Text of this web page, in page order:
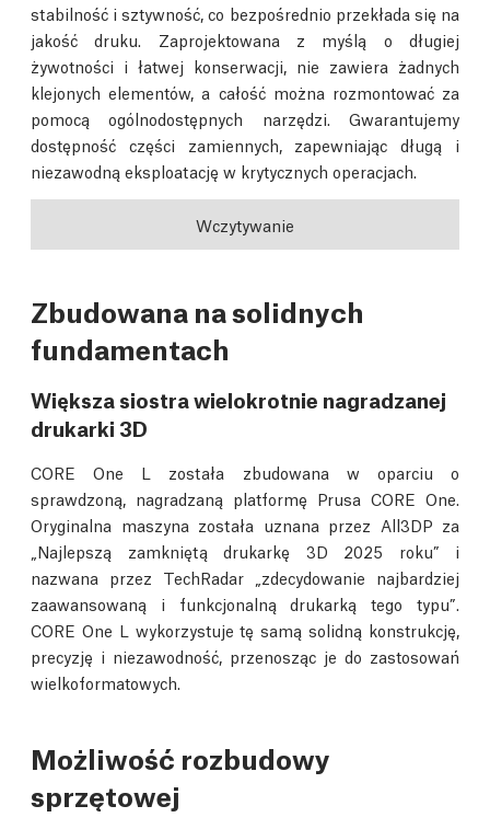
stabilność i sztywność, co bezpośrednio przekłada się na
jakość druku. Zaprojektowana z myślą o długiej
żywotności i łatwej konserwacji, nie zawiera żadnych
klejonych elementów, a całość można rozmontować za
pomocą ogólnodostępnych narzędzi. Gwarantujemy
dostępność części zamiennych, zapewniając długą i
niezawodną eksploatację w krytycznych operacjach.
Wczytywanie
Zbudowana na solidnych
fundamentach
Większa siostra wielokrotnie nagradzanej
drukarki 3D
CORE One L została zbudowana w oparciu o
sprawdzoną, nagradzaną platformę Prusa CORE One.
Oryginalna maszyna została uznana przez All3DP za
„Najlepszą zamkniętą drukarkę 3D 2025 roku” i
nazwana przez TechRadar „zdecydowanie najbardziej
zaawansowaną i funkcjonalną drukarką tego typu”.
CORE One L wykorzystuje tę samą solidną konstrukcję,
precyzję i niezawodność, przenosząc je do zastosowań
wielkoformatowych.
Możliwość rozbudowy
sprzętowej